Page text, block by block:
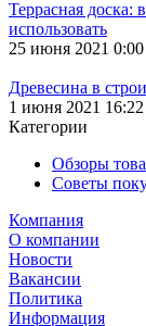
Террасная доска:
использовать
25 июня 2021 0:00
Древесина в
1 июня 2021 16:22
Категории
Обзоры
Советы
Компания
О компании
Новости
Вакансии
Политика
Информация